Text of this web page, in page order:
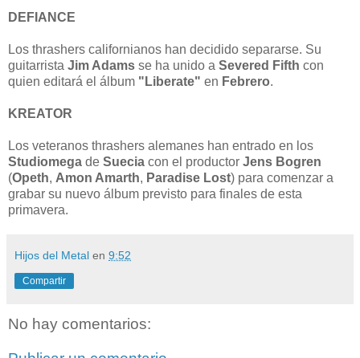
DEFIANCE
Los thrashers californianos han decidido separarse. Su
guitarrista Jim Adams se ha unido a Severed Fifth con
quien editará el álbum "Liberate" en Febrero.
KREATOR
Los veteranos thrashers alemanes han entrado en los
Studiomega de Suecia con el productor Jens Bogren
(Opeth, Amon Amarth, Paradise Lost) para comenzar a
grabar su nuevo álbum previsto para finales de esta
primavera.
Hijos del Metal en 9:52
Compartir
No hay comentarios: